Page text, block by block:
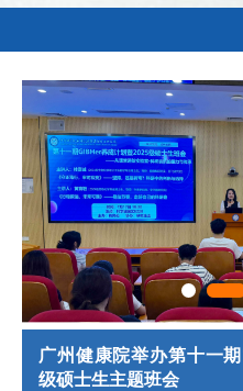
广州健康院举办第十一
级硕士生主题班会